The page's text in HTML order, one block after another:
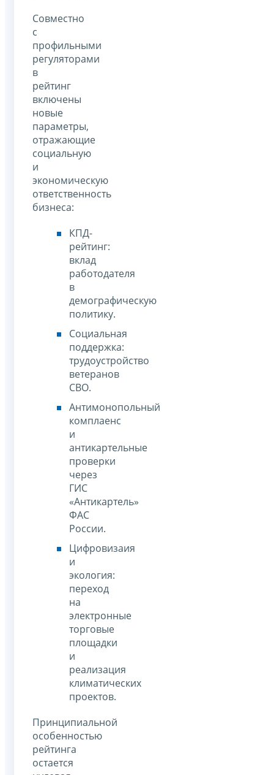
Совместно
с
профильными
регуляторами
в
рейтинг
включены
новые
параметры,
отражающие
социальную
и
экономическую
ответственность
бизнеса:
КПД-
рейтинг:
вклад
работодателя
в
демографическую
политику.
Социальная
поддержка:
трудоустройство
ветеранов
СВО.
Антимонопольный
комплаенс
и
антикартельные
проверки
через
ГИС
«Антикартель»
ФАС
России.
Цифровизаия
и
экология:
переход
на
электронные
торговые
площадки
и
реализация
климатических
проектов.
Принципиальной
особенностью
рейтинга
остается